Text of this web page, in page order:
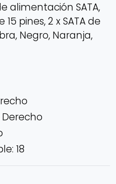
alimentación SATA,
15 pines, 2 x SATA de
Negro, Naranja,
Derecho
18